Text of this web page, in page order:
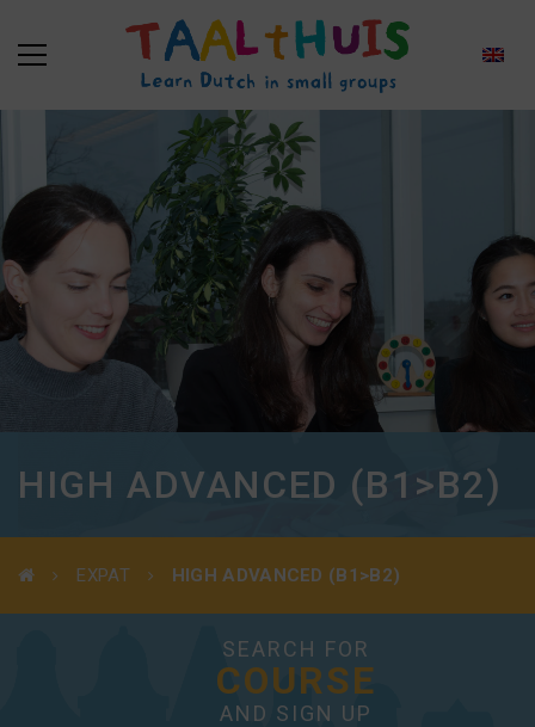
HIGH ADVANCED (B1>B2)
EXPAT HIGH ADVANCED (B1>B2)
SEARCH FOR
COURSE
AND SIGN UP